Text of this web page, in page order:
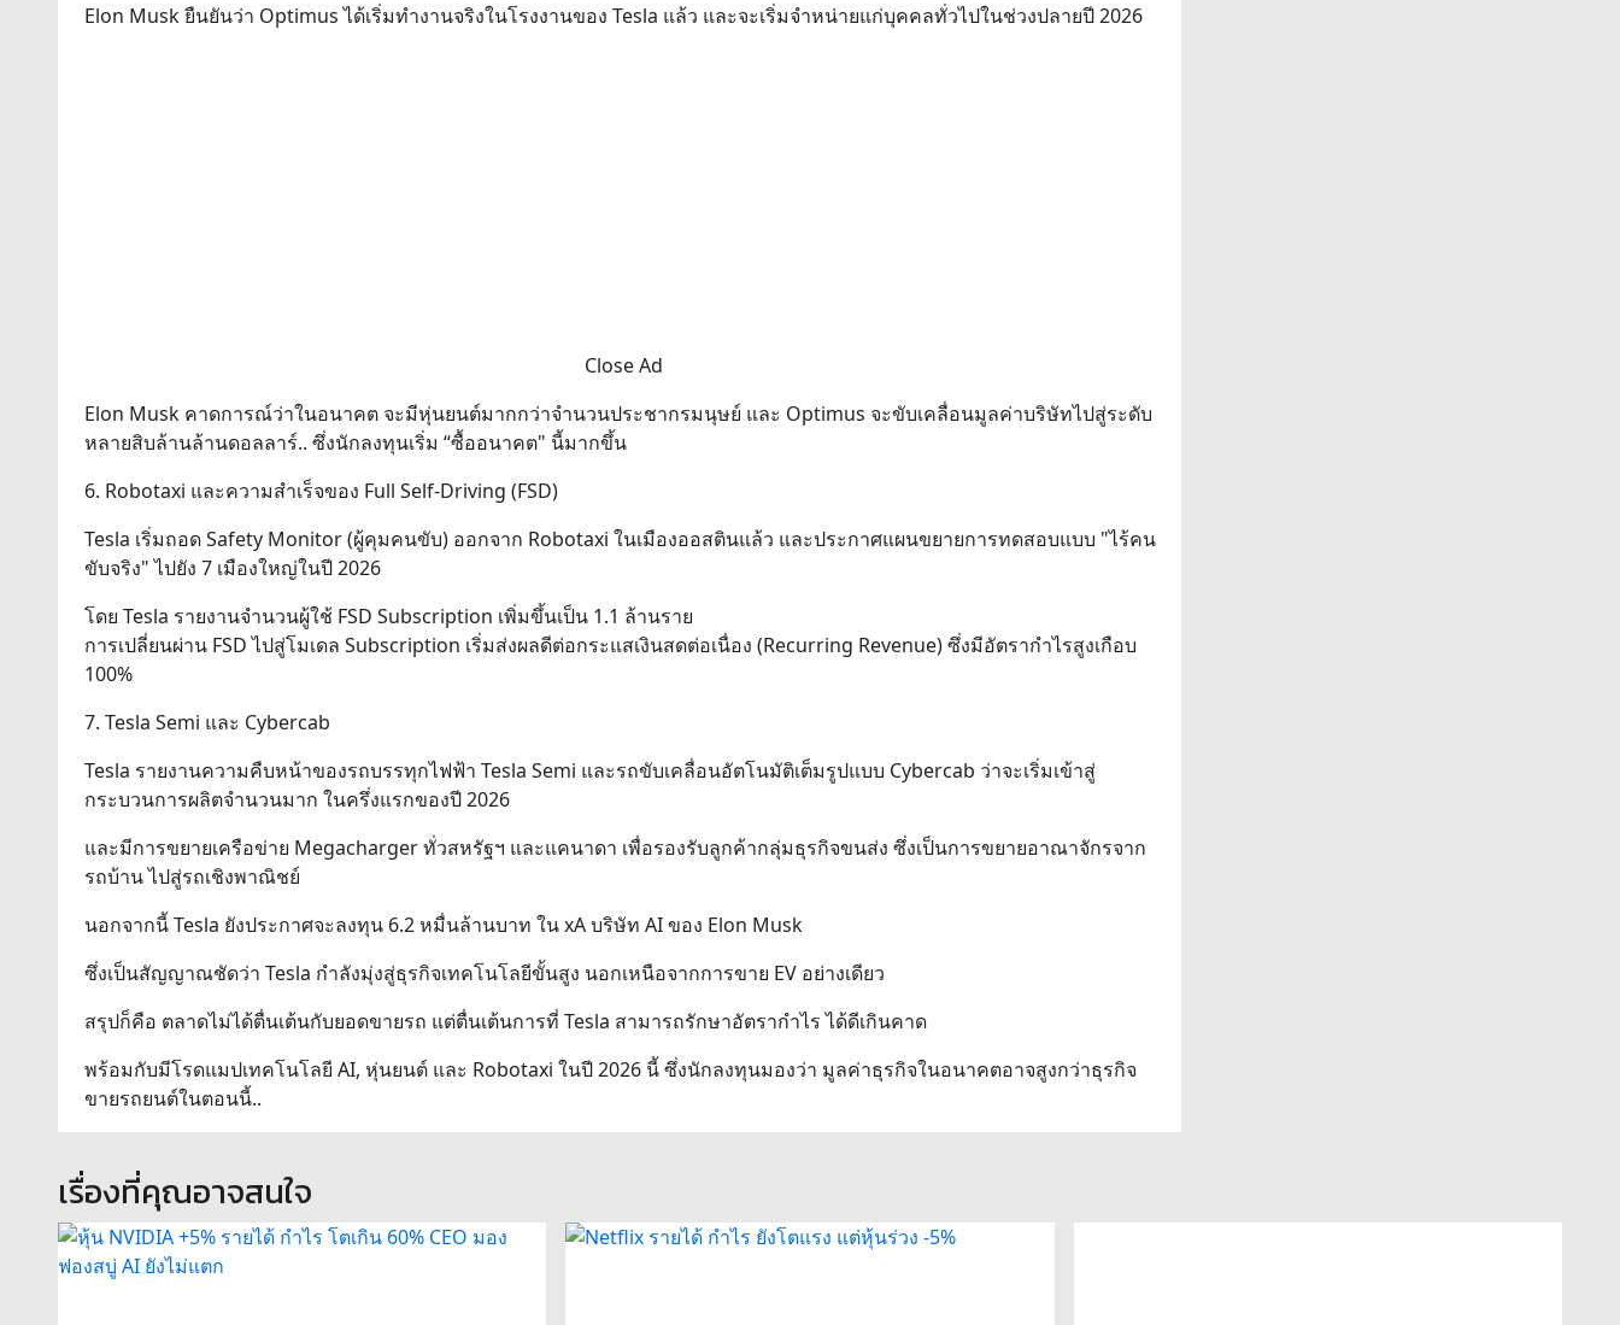
Elon Musk ยืนยันว่า Optimus ได้เริ่มทำงานจริงในโรงงานของ Tesla แล้ว และจะเริ่มจำหน่ายแก่บุคคลทั่วไปในช่วงปลายปี 2026
Close Ad
Elon Musk คาดการณ์ว่าในอนาคต จะมีหุ่นยนต์มากกว่าจำนวนประชากรมนุษย์ และ Optimus จะขับเคลื่อนมูลค่าบริษัทไปสู่ระดับ
หลายสิบล้านล้านดอลลาร์.. ซึ่งนักลงทุนเริ่ม “ซื้ออนาคต" นี้มากขึ้น
6. Robotaxi และความสำเร็จของ Full Self-Driving (FSD)
Tesla เริ่มถอด Safety Monitor (ผู้คุมคนขับ) ออกจาก Robotaxi ในเมืองออสตินแล้ว และประกาศแผนขยายการทดสอบแบบ "ไร้คน
ขับจริง" ไปยัง 7 เมืองใหญ่ในปี 2026
โดย Tesla รายงานจำนวนผู้ใช้ FSD Subscription เพิ่มขึ้นเป็น 1.1 ล้านราย
การเปลี่ยนผ่าน FSD ไปสู่โมเดล Subscription เริ่มส่งผลดีต่อกระแสเงินสดต่อเนื่อง (Recurring Revenue) ซึ่งมีอัตรากำไรสูงเกือบ
100%
7. Tesla Semi และ Cybercab
Tesla รายงานความคืบหน้าของรถบรรทุกไฟฟ้า Tesla Semi และรถขับเคลื่อนอัตโนมัติเต็มรูปแบบ Cybercab ว่าจะเริ่มเข้าสู่
กระบวนการผลิตจำนวนมาก ในครึ่งแรกของปี 2026
และมีการขยายเครือข่าย Megacharger ทั่วสหรัฐฯ และแคนาดา เพื่อรองรับลูกค้ากลุ่มธุรกิจขนส่ง ซึ่งเป็นการขยายอาณาจักรจาก
รถบ้าน ไปสู่รถเชิงพาณิชย์
นอกจากนี้ Tesla ยังประกาศจะลงทุน 6.2 หมื่นล้านบาท ใน xA บริษัท AI ของ Elon Musk
ซึ่งเป็นสัญญาณชัดว่า Tesla กำลังมุ่งสู่ธุรกิจเทคโนโลยีขั้นสูง นอกเหนือจากการขาย EV อย่างเดียว
สรุปก็คือ ตลาดไม่ได้ตื่นเต้นกับยอดขายรถ แต่ตื่นเต้นการที่ Tesla สามารถรักษาอัตรากำไร ได้ดีเกินคาด
พร้อมกับมีโรดแมปเทคโนโลยี AI, หุ่นยนต์ และ Robotaxi ในปี 2026 นี้ ซึ่งนักลงทุนมองว่า มูลค่าธุรกิจในอนาคตอาจสูงกว่าธุรกิจ
ขายรถยนต์ในตอนนี้..
เรื่องที่คุณอาจสนใจ